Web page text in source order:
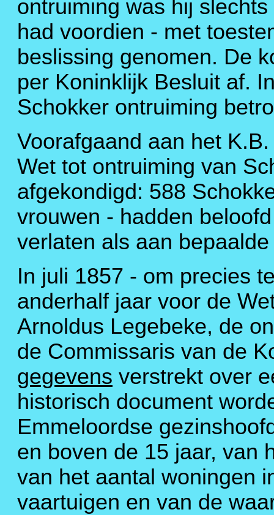
ontruiming was hij
had voordien - met
beslissing genomen. De
per Koninklijk Besluit af.
Schokker ontruiming
Voorafgaand aan het
Wet tot ontruiming van
afgekondigd: 588
vrouwen - hadden
verlaten als aan
In juli 1857 - om precies
anderhalf jaar voor de
Arnoldus Legebeke, de
de Commissaris van de
gegevens verstrekt over
historisch document
Emmeloordse
en boven de 15 jaar, van
van het aantal woningen
vaartuigen en van de